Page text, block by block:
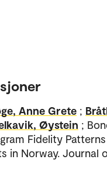
Anne Grete ;
Øystein ;
Fidelity Patterns
in Norway. Journal